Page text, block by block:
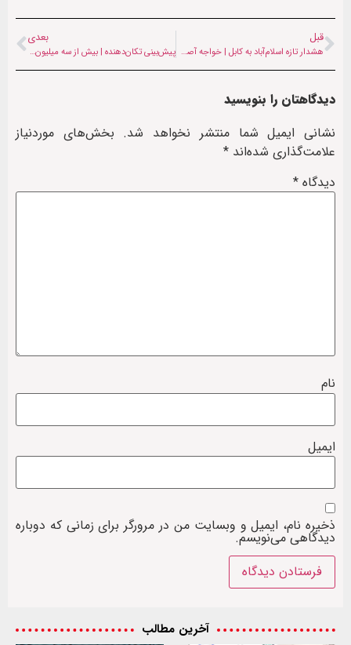
قبل
هشدار تازه اسلام‌آباد به کابل | خواجه آصف: طالبان باید «یک‌بار برای همیشه» حمایت از تی‌تی‌پی را متوقف کنند
بعدی
پیش‌بینی تکان‌دهنده | بیش از سه میلیون کودک افغان در معرض سوءتغذیه حاد قرار دارند
دیدگاهتان را بنویسید
نشانی ایمیل شما منتشر نخواهد شد. بخش‌های موردنیاز
علامت‌گذاری شده‌اند *
دیدگاه *
نام
ایمیل
ذخیره نام، ایمیل و وبسایت من در مرورگر برای زمانی که دوباره
دیدگاهی می‌نویسم.
آخرین مطالب